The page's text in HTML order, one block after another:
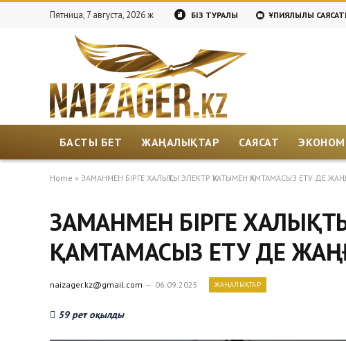
Пятница, 7 августа, 2026 ж БІЗ ТУРАЛЫ ҚҰПИЯЛЫЛЫҚ
БАСТЫ БЕТ ЖАҢАЛЫҚТАР САЯСАТ
Home » ЗАМАНМЕН БІРГЕ ХАЛЫҚТЫ ЭЛЕКТР ҚУАТЫМЕН ҚАМТАМАСЫЗ ЕТУ ДЕ
ЗАМАНМЕН БІРГЕ
ҚАМТАМАСЫЗ ЕТУ ДЕ
naizager.kz@gmail.com 06.09.2025 ЖАҢАЛЫҚТАР
59 рет оқылды